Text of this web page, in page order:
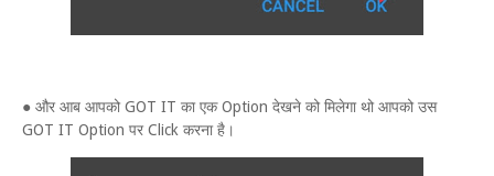
● और आब आपको GOT IT का एक Option देखने को मिलेगा थो आपको उस
GOT IT Option पर Click करना है।